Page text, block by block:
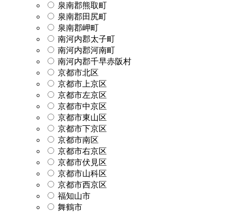
泉南郡熊取町
泉南郡田尻町
泉南郡岬町
南河内郡太子町
南河内郡河南町
南河内郡千早赤阪村
京都市北区
京都市上京区
京都市左京区
京都市中京区
京都市東山区
京都市下京区
京都市南区
京都市右京区
京都市伏見区
京都市山科区
京都市西京区
福知山市
舞鶴市